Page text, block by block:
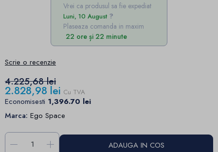
Vrei ca produsul sa fie expediat
Luni, 10 August
Plaseaza comanda in maxim
22 ore și 22 minute
Scrie o recenzie
4.225,68 lei
2.828,98 lei Cu TVA
Economisesti 1,396.70 lei
Marca: Ego Space
- + ADAUGA IN COS